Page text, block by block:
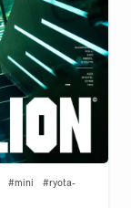
#mini
#ryota-